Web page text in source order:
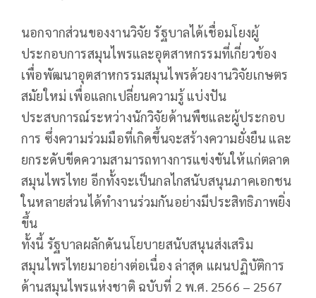
นอกจากส่วนของงานวิจัย รัฐบาลได้เชื่อมโยงผู้
ประกอบการสมุนไพรและอุตสาหกรรมที่เกี่ยวข้อง
เพื่อพัฒนาอุตสาหกรรมสมุนไพรด้วยงานวิจัยเกษตร
สมัยใหม่ เพื่อแลกเปลี่ยนความรู้ แบ่งปัน
ประสบการณ์ระหว่างนักวิจัยด้านพืชและผู้ประกอบ
การ ซึ่งความร่วมมือที่เกิดขึ้นจะสร้างความยั่งยืน และ
ยกระดับขีดความสามารถทางการแข่งขันให้แก่ตลาด
สมุนไพรไทย อีกทั้งจะเป็นกลไกสนับสนุนภาคเอกชน
ในหลายส่วนได้ทำงานร่วมกันอย่างมีประสิทธิภาพยิ่ง
ขึ้น
ทั้งนี้ รัฐบาลผลักดันนโยบายสนับสนุนส่งเสริม
สมุนไพรไทยมาอย่างต่อเนื่อง ล่าสุด แผนปฏิบัติการ
ด้านสมุนไพรแห่งชาติ ฉบับที่ 2 พ.ศ. 2566 – 2567